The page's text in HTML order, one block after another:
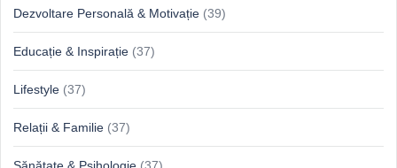
Dezvoltare Personală & Motivație (39)
Educație & Inspirație (37)
Lifestyle (37)
Relații & Familie (37)